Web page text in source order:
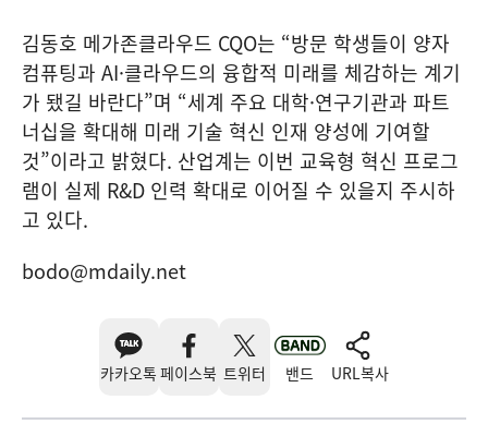
김동호 메가존클라우드 CQO는 “방문 학생들이 양자
컴퓨팅과 AI·클라우드의 융합적 미래를 체감하는 계기
가 됐길 바란다”며 “세계 주요 대학·연구기관과 파트
너십을 확대해 미래 기술 혁신 인재 양성에 기여할
것”이라고 밝혔다. 산업계는 이번 교육형 혁신 프로그
램이 실제 R&D 인력 확대로 이어질 수 있을지 주시하
고 있다.
bodo@mdaily.net
카카오톡 페이스북 트위터 밴드 URL복사